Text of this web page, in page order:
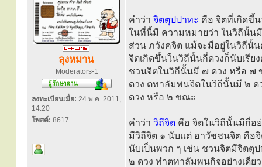
ลุงหมาน
Moderators-1
ลงทะเบียนเมื่อ: 24 พ.ค. 2011,
14:20
โพสต์: 8617
คำว่า จิตตุปปาทะ คือ จิตที่เกิดขึ้
ในที่นี้มี ความหมายว่า ในวิถีนั้น
ส่วน ภวังคจิต แม้จะมีอยู่ในวิถีนั้
จิตเกิดขึ้นในวิถีนั้นกี่ดวงก็นับเรีย
ชวนจิตในวิถีนั้นมี ๗ ดวง หรือ ๗
ดวง ตทาลัมพนจิตในวิถีนั้นมี ๒ ด
ดวง หรือ ๒ ขณะ
คำว่า วิถีจิต คือ จิตในวิถีนั้นมีกี่อ
มีวิถีจิต ๑ นับแต่ อาวัชชนจิต คือ
นับเป็นพวก ๆ เช่น ชวนจิตมีจิตตุ
๒ ดวง ทำตทาลัมพนกิจอย่างเดีย